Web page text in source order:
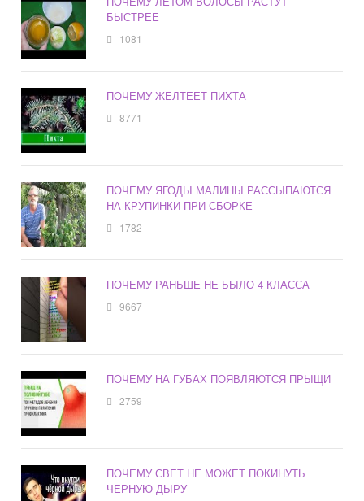
БЫСТРЕЕ
1081
ПОЧЕМУ ЖЕЛТЕЕТ ПИХТА
8771
ПОЧЕМУ ЯГОДЫ МАЛИНЫ РАССЫПАЮТСЯ
НА КРУПИНКИ ПРИ СБОРКЕ
1782
ПОЧЕМУ РАНЬШЕ НЕ БЫЛО 4 КЛАССА
9667
ПОЧЕМУ НА ГУБАХ ПОЯВЛЯЮТСЯ ПРЫЩИ
2759
ПОЧЕМУ СВЕТ НЕ МОЖЕТ ПОКИНУТЬ
ЧЕРНУЮ ДЫРУ